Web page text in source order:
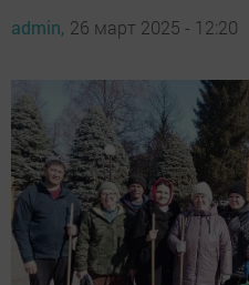
admin, 26 март 2025 - 12:20